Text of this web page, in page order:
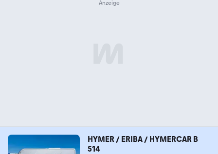
HYMER / ERIBA / HYMERCAR B
514